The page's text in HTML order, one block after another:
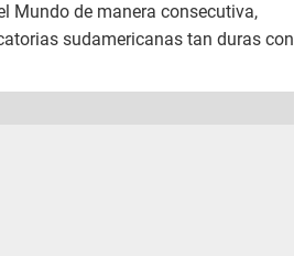
Mundo de manera consecutiva,
sudamericanas tan duras con